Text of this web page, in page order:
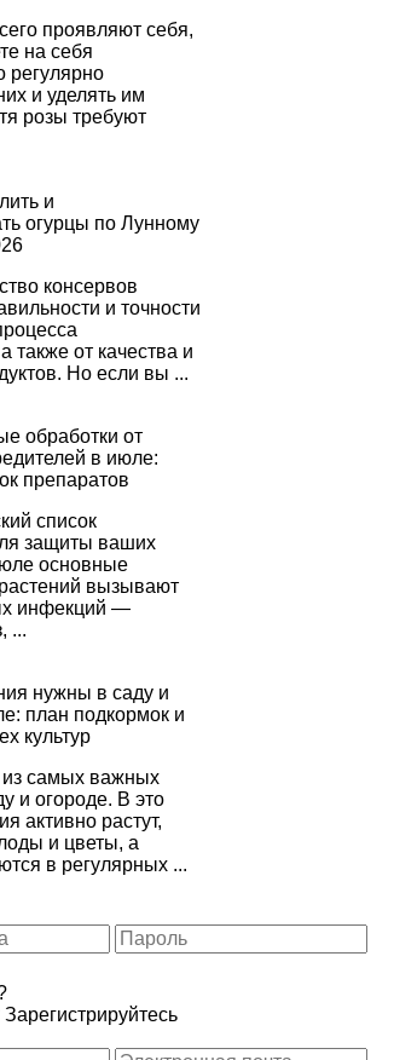
проявляют себя,
на себя
регулярно
и уделять им
розы требуют
и
огурцы по Лунному
консервов
и точности
также от качества и
Но если вы ...
обработки от
в июле:
препаратов
список
защиты ваших
основные
вызывают
инфекций —
...
нужны в саду и
план подкормок и
культур
самых важных
и огороде. В это
активно растут,
и цветы, а
в регулярных ...
Зарегистрируйтесь